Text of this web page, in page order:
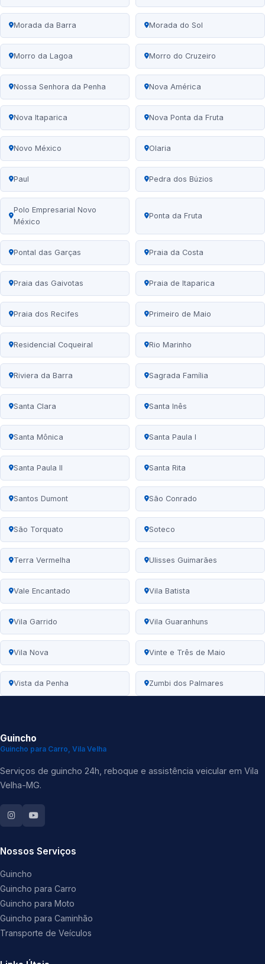
Morada da Barra Morada do Sol
Morro da Lagoa Morro do Cruzeiro
Nossa Senhora da Penha Nova América
Nova Itaparica Nova Ponta da Fruta
Novo México Olaria
Paul Pedra dos Búzios
Polo Empresarial Novo
México
Ponta da Fruta
Pontal das Garças Praia da Costa
Praia das Gaivotas Praia de Itaparica
Praia dos Recifes Primeiro de Maio
Residencial Coqueiral Rio Marinho
Riviera da Barra Sagrada Família
Santa Clara Santa Inês
Santa Mônica Santa Paula I
Santa Paula II Santa Rita
Santos Dumont São Conrado
São Torquato Soteco
Terra Vermelha Ulisses Guimarães
Vale Encantado Vila Batista
Vila Garrido Vila Guaranhuns
Vila Nova Vinte e Três de Maio
Vista da Penha Zumbi dos Palmares
Guincho
Guincho para Carro, Vila Velha
Serviços de guincho 24h, reboque e assistência veicular em Vila
Velha-MG.
Nossos Serviços
Guincho
Guincho para Carro
Guincho para Moto
Guincho para Caminhão
Transporte de Veículos